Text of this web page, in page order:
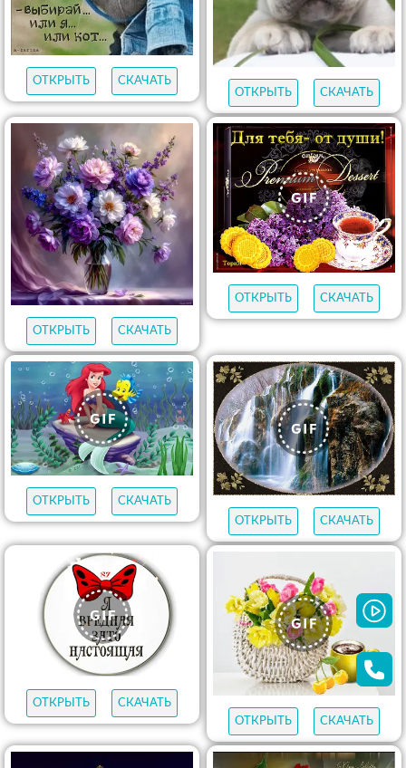
ОТКРЫТЬ
СКАЧАТЬ
ОТКРЫТЬ
СКАЧАТЬ
ОТКРЫТЬ СКАЧАТЬ
ОТКРЫТЬ СКАЧАТЬ
ОТКРЫТЬ
СКАЧАТЬ
ОТКРЫТЬ
СКАЧАТЬ
ОТКРЫТЬ
СКАЧАТЬ
ОТКРЫТЬ
СКАЧАТЬ